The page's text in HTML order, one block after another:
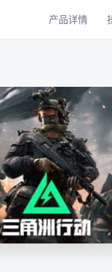
产品详情